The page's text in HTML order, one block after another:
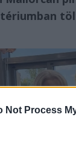
Not Process